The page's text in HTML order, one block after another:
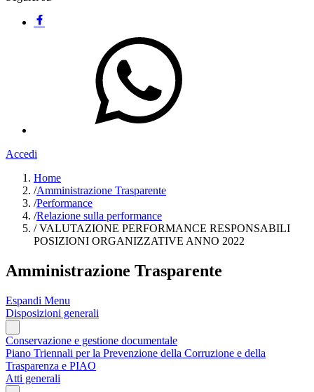
Accedi
Home
/Amministrazione Trasparente
/Performance
/Relazione sulla performance
/VALUTAZIONE PERFORMANCE RESPONSABILI
POSIZIONI ORGANIZZATIVE ANNO 2022
Amministrazione Trasparente
Espandi Menu
Disposizioni generali
Conservazione e gestione documentale
Piano Triennali per la Prevenzione della Corruzione e della
Trasparenza e PIAO
Atti generali